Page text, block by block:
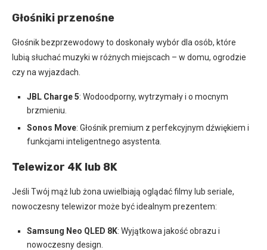
Głośniki przenośne
Głośnik bezprzewodowy to doskonały wybór dla osób, które
lubią słuchać muzyki w różnych miejscach – w domu, ogrodzie
czy na wyjazdach.
JBL Charge 5: Wodoodporny, wytrzymały i o mocnym
brzmieniu.
Sonos Move: Głośnik premium z perfekcyjnym dźwiękiem i
funkcjami inteligentnego asystenta.
Telewizor 4K lub 8K
Jeśli Twój mąż lub żona uwielbiają oglądać filmy lub seriale,
nowoczesny telewizor może być idealnym prezentem:
Samsung Neo QLED 8K: Wyjątkowa jakość obrazu i
nowoczesny design.